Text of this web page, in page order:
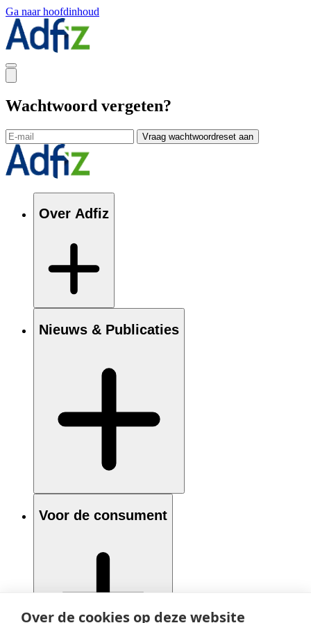
Over de cookies op deze website
Ga naar hoofdinhoud
Wachtwoord vergeten?
Vraag wachtwoordreset aan
Over Adfiz
Nieuws & Publicaties
Voor de consument